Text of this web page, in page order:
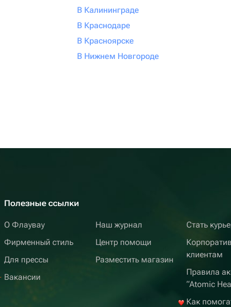
В Калининграде
В Краснодаре
В Красноярске
В Нижнем Новгороде
Полезные ссылки
О Флаувау
Фирменный стиль
Для прессы
Вакансии
Наш журнал
Центр помощи
Разместить магазин
Стать
клиентам
Правила
“Atomic
Как